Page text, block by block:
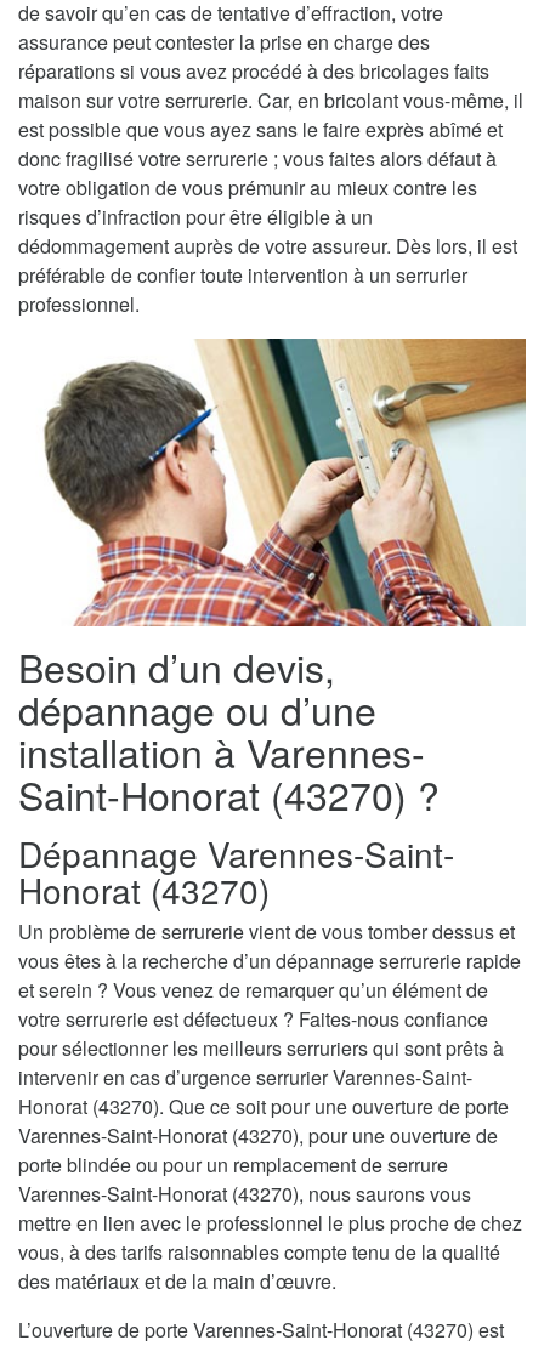
de savoir qu’en cas de tentative d’effraction, votre
assurance peut contester la prise en charge des
réparations si vous avez procédé à des bricolages faits
maison sur votre serrurerie. Car, en bricolant vous-même, il
est possible que vous ayez sans le faire exprès abîmé et
donc fragilisé votre serrurerie ; vous faites alors défaut à
votre obligation de vous prémunir au mieux contre les
risques d’infraction pour être éligible à un
dédommagement auprès de votre assureur. Dès lors, il est
préférable de confier toute intervention à un serrurier
professionnel.
Besoin d’un devis,
dépannage ou d’une
installation à Varennes-
Saint-Honorat (43270) ?
Dépannage Varennes-Saint-
Honorat (43270)
Un problème de serrurerie vient de vous tomber dessus et
vous êtes à la recherche d’un dépannage serrurerie rapide
et serein ? Vous venez de remarquer qu’un élément de
votre serrurerie est défectueux ? Faites-nous confiance
pour sélectionner les meilleurs serruriers qui sont prêts à
intervenir en cas d’urgence serrurier Varennes-Saint-
Honorat (43270). Que ce soit pour une ouverture de porte
Varennes-Saint-Honorat (43270), pour une ouverture de
porte blindée ou pour un remplacement de serrure
Varennes-Saint-Honorat (43270), nous saurons vous
mettre en lien avec le professionnel le plus proche de chez
vous, à des tarifs raisonnables compte tenu de la qualité
des matériaux et de la main d’œuvre.
L’ouverture de porte Varennes-Saint-Honorat (43270) est